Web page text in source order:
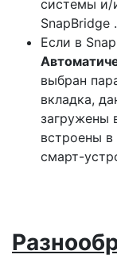
системы и/
SnapBridge .
Если в
выбран
вкладка,
загружены
встроены в
смарт-